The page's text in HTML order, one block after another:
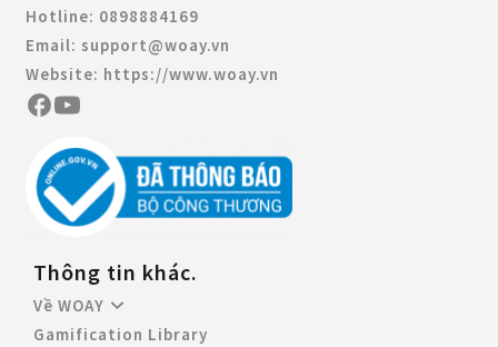
Hotline: 0898884169
Email: support@woay.vn
Website: https://www.woay.vn
Thông tin khác.
Về WOAY
Gamification Library